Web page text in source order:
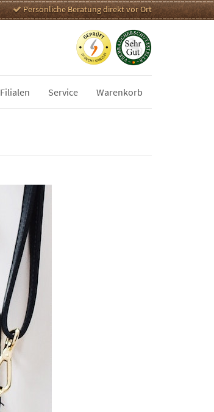
Persönliche Beratung direkt vor Ort
Filialen Service Warenkorb